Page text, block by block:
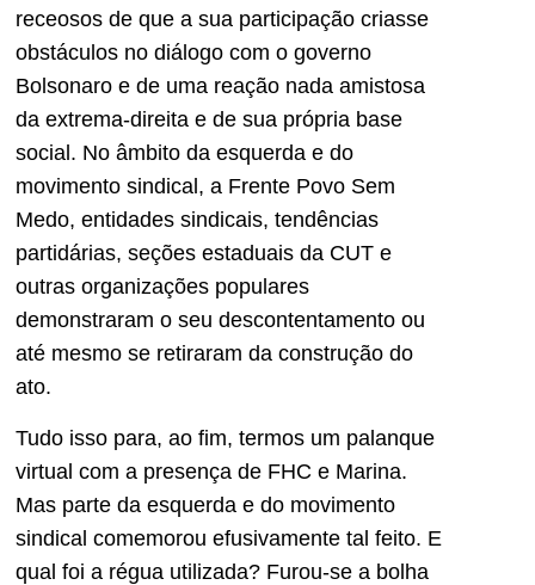
receosos de que a sua participação criasse
obstáculos no diálogo com o governo
Bolsonaro e de uma reação nada amistosa
da extrema-direita e de sua própria base
social. No âmbito da esquerda e do
movimento sindical, a Frente Povo Sem
Medo, entidades sindicais, tendências
partidárias, seções estaduais da CUT e
outras organizações populares
demonstraram o seu descontentamento ou
até mesmo se retiraram da construção do
ato.
Tudo isso para, ao fim, termos um palanque
virtual com a presença de FHC e Marina.
Mas parte da esquerda e do movimento
sindical comemorou efusivamente tal feito. E
qual foi a régua utilizada? Furou-se a bolha